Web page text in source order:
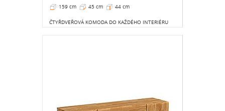
159 cm 45 cm 44 cm
ČTYŘDVEŘOVÁ KOMODA DO KAŽDÉHO INTERIÉRU